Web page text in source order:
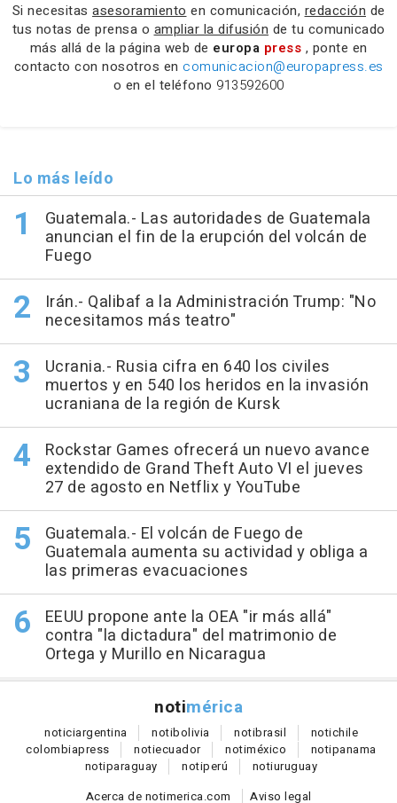
Si necesitas asesoramiento en comunicación, redacción de
tus notas de prensa o ampliar la difusión de tu comunicado
más allá de la página web de europa press , ponte en
contacto con nosotros en comunicacion@europapress.es
o en el teléfono 913592600
Lo más leído
Guatemala.- Las autoridades de Guatemala
anuncian el fin de la erupción del volcán de
Fuego
Irán.- Qalibaf a la Administración Trump: "No
necesitamos más teatro"
Ucrania.- Rusia cifra en 640 los civiles
muertos y en 540 los heridos en la invasión
ucraniana de la región de Kursk
Rockstar Games ofrecerá un nuevo avance
extendido de Grand Theft Auto VI el jueves
27 de agosto en Netflix y YouTube
Guatemala.- El volcán de Fuego de
Guatemala aumenta su actividad y obliga a
las primeras evacuaciones
EEUU propone ante la OEA "ir más allá"
contra "la dictadura" del matrimonio de
Ortega y Murillo en Nicaragua
notimérica
noticiargentina notibolivia notibrasil notichile
colombiapress notiecuador notiméxico notipanama
notiparaguay notiperú notiuruguay
Acerca de notimerica.com
Aviso legal